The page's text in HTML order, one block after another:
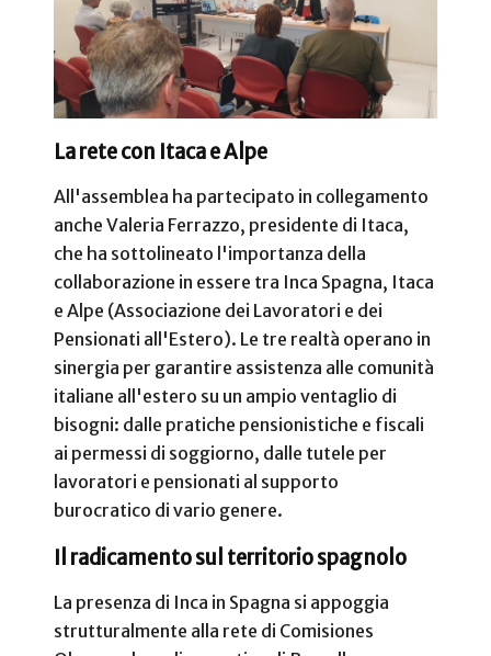
La rete con Itaca e Alpe
All'assemblea ha partecipato in collegamento
anche Valeria Ferrazzo, presidente di Itaca,
che ha sottolineato l'importanza della
collaborazione in essere tra Inca Spagna, Itaca
e Alpe (Associazione dei Lavoratori e dei
Pensionati all'Estero). Le tre realtà operano in
sinergia per garantire assistenza alle comunità
italiane all'estero su un ampio ventaglio di
bisogni: dalle pratiche pensionistiche e fiscali
ai permessi di soggiorno, dalle tutele per
lavoratori e pensionati al supporto
burocratico di vario genere.
Il radicamento sul territorio spagnolo
La presenza di Inca in Spagna si appoggia
strutturalmente alla rete di Comisiones